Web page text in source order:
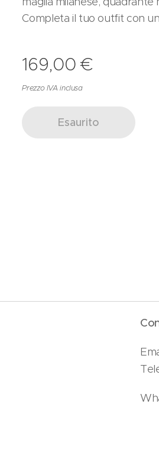
Completa il tuo outfit con
169,00 €
Prezzo IVA inclusa
Esaurito